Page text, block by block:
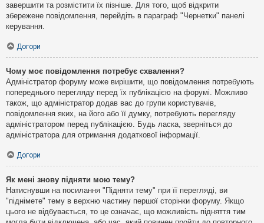
завершити та розмістити їх пізніше. Для того, щоб відкрити
збережене повідомлення, перейдіть в параграф "Чернетки" панелі
керування.
Догори
Чому моє повідомлення потребує схвалення?
Адміністратор форуму може вирішити, що повідомлення потребують
попереднього перегляду перед їх публікацією на форумі. Можливо
також, що адміністратор додав вас до групи користувачів,
повідомлення яких, на його або її думку, потребують перегляду
адміністратором перед публікацією. Будь ласка, зверніться до
адміністратора для отримання додаткової інформації.
Догори
Як мені знову підняти мою тему?
Натиснувши на посилання "Підняти тему" при її перегляді, ви
"піднімете" тему в верхню частину першої сторінки форуму. Якщо
цього не відбувається, то це означає, що можливість підняття тим